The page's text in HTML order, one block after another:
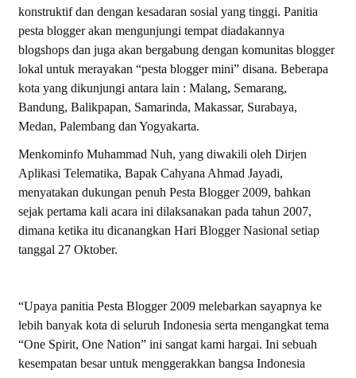
konstruktif dan dengan kesadaran sosial yang tinggi. Panitia
pesta blogger akan mengunjungi tempat diadakannya
blogshops dan juga akan bergabung dengan komunitas blogger
lokal untuk merayakan “pesta blogger mini” disana. Beberapa
kota yang dikunjungi antara lain : Malang, Semarang,
Bandung, Balikpapan, Samarinda, Makassar, Surabaya,
Medan, Palembang dan Yogyakarta.
Menkominfo Muhammad Nuh, yang diwakili oleh Dirjen
Aplikasi Telematika, Bapak Cahyana Ahmad Jayadi,
menyatakan dukungan penuh Pesta Blogger 2009, bahkan
sejak pertama kali acara ini dilaksanakan pada tahun 2007,
dimana ketika itu dicanangkan Hari Blogger Nasional setiap
tanggal 27 Oktober.
“Upaya panitia Pesta Blogger 2009 melebarkan sayapnya ke
lebih banyak kota di seluruh Indonesia serta mengangkat tema
“One Spirit, One Nation” ini sangat kami hargai. Ini sebuah
kesempatan besar untuk menggerakkan bangsa Indonesia